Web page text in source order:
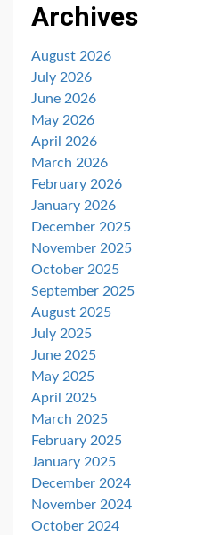
Archives
August 2026
July 2026
June 2026
May 2026
April 2026
March 2026
February 2026
January 2026
December 2025
November 2025
October 2025
September 2025
August 2025
July 2025
June 2025
May 2025
April 2025
March 2025
February 2025
January 2025
December 2024
November 2024
October 2024